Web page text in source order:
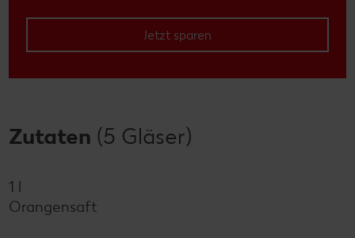
Jetzt sparen
Zutaten (5 Gläser)
1 l
Orangensaft